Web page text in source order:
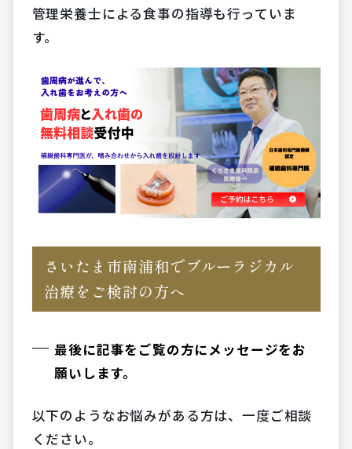
管理栄養士による食事の指導も行っていま
す。
さいたま市南浦和でブルーラジカル
治療をご検討の方へ
最後に記事をご覧の方にメッセージをお
願いします。
以下のようなお悩みがある方は、一度ご相談
ください。